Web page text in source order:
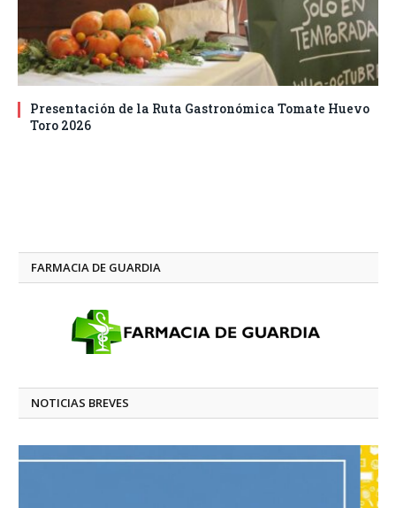
Presentación de la Ruta Gastronómica Tomate Huevo
Toro 2026
FARMACIA DE GUARDIA
NOTICIAS BREVES